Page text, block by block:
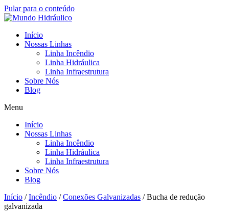
Pular para o conteúdo
Início
Nossas Linhas
Linha Incêndio
Linha Hidráulica
Linha Infraestrutura
Sobre Nós
Blog
Menu
Início
Nossas Linhas
Linha Incêndio
Linha Hidráulica
Linha Infraestrutura
Sobre Nós
Blog
Início /Incêndio /Conexões Galvanizadas / Bucha de redução
galvanizada